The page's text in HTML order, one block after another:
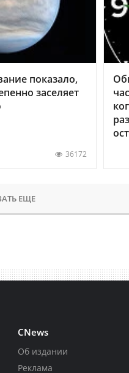
показало,
заселяет
36172
ЕЩЕ
CNews
Об издании
Реклама